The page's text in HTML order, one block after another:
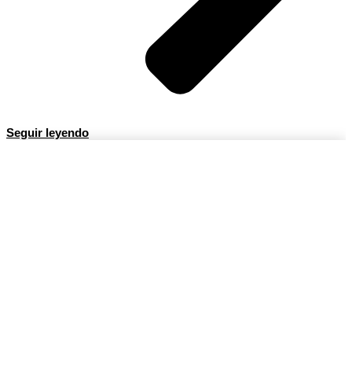
Seguir leyendo